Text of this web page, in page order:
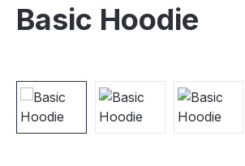
Basic Hoodie